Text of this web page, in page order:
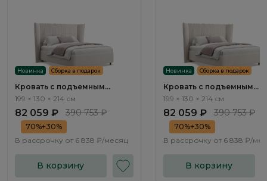
Новинка Сборка в подарок
Кровать с подъемным
механизмом Плиссе / Plisse
199 × 130 × 214 см
82 059 ₽ 390 753 ₽
70%+30%
В рассрочку от 6 838 ₽/месяц
В корзину
Новинка Сборка в подарок
Кровать с подъемным
механизмом Плиссе /
199 × 130 × 214 см
82 059 ₽ 390 753 ₽
70%+30%
В рассрочку от 6 838 ₽/
В корзину